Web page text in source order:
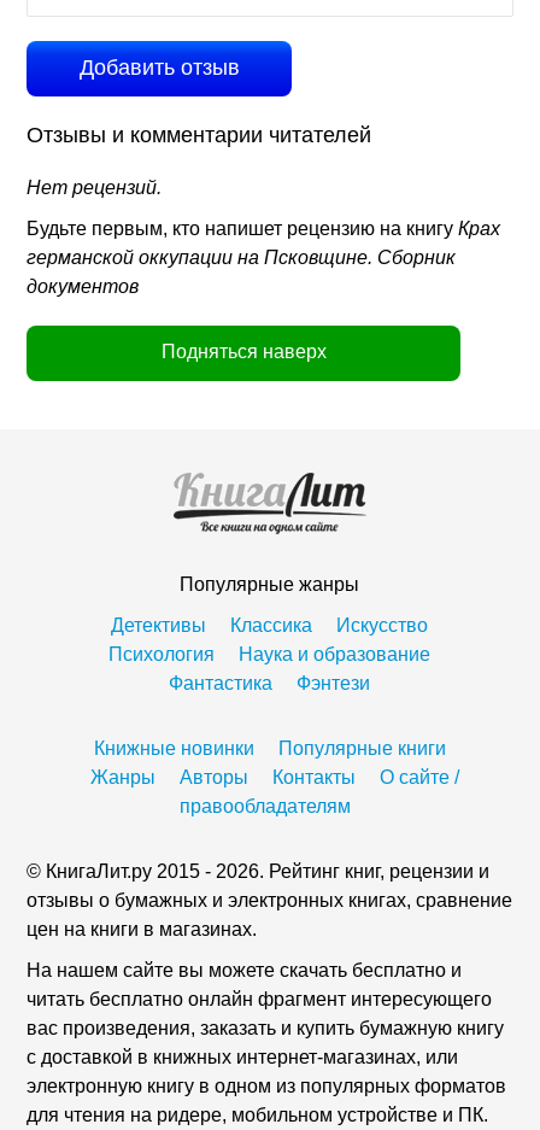
Добавить отзыв
Отзывы и комментарии читателей
Нет рецензий.
Будьте первым, кто напишет рецензию на книгуКрах
германской оккупации на Псковщине. Сборник
документов
Подняться наверх
Популярные жанры
Детективы
Классика
Искусство
Психология
Наука и образование
Фантастика
Фэнтези
Книжные новинки
Популярные книги
Жанры
Авторы Контакты
О сайте /
правообладателям
© КнигаЛит.ру 2015 - 2026. Рейтинг книг, рецензии и
отзывы о бумажных и электронных книгах, сравнение
цен на книги в магазинах.
На нашем сайте вы можете скачать бесплатно и
читать бесплатно онлайн фрагмент интересующего
вас произведения, заказать и купить бумажную книгу
с доставкой в книжных интернет-магазинах, или
электронную книгу в одном из популярных форматов
для чтения на ридере, мобильном устройстве и ПК.